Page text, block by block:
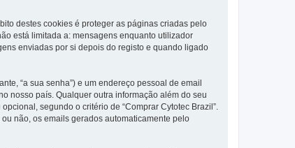
destes cookies é proteger as páginas criadas pelo
está limitada a: mensagens enquanto utilizador
enviadas por si depois do registo e quando ligado
“a sua senha”) e um endereço pessoal de email
nosso país. Qualquer outra informação além do seu
segundo o critério de “Comprar Cytotec Brazil”.
não, os emails gerados automaticamente pelo